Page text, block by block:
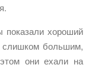
хороший
слишком большим,
они ехали на